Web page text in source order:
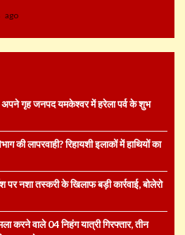
ago
गृह जनपद यमकेश्वर में हरेला पर्व के शुभ
की लापरवाही? रिहायशी इलाकों में हाथियों का
पर नशा तस्करी के खिलाफ बड़ी कार्रवाई, बोलेरो
करने वाले 04 निहंग यात्री गिरफ्तार, तीन